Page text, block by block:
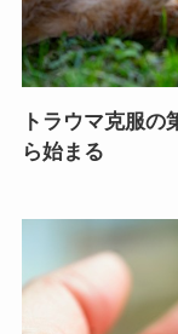
トラウマ克服
ら始まる